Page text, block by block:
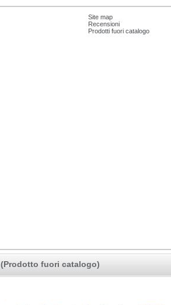
Site map
Recensioni
Prodotti fuori catalogo
(Prodotto fuori catalogo)